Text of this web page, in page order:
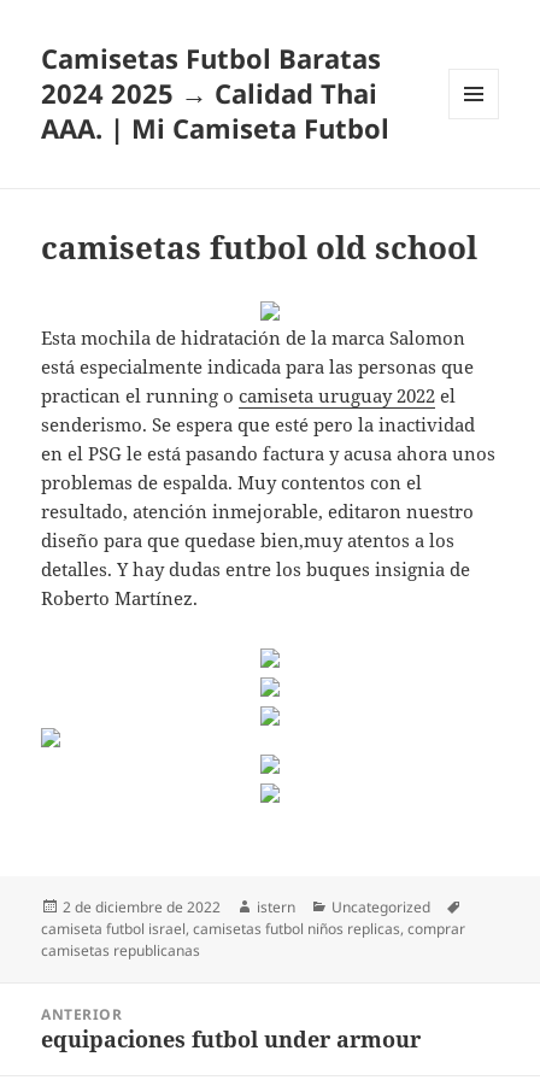
Camisetas Futbol Baratas
2024 2025 → Calidad Thai
AAA. | Mi Camiseta Futbol
camisetas futbol old school
Esta mochila de hidratación de la marca Salomon
está especialmente indicada para las personas que
practican el running ocamiseta uruguay 2022 el
senderismo. Se espera que esté pero la inactividad
en el PSG le está pasando factura y acusa ahora unos
problemas de espalda. Muy contentos con el
resultado, atención inmejorable, editaron nuestro
diseño para que quedase bien,muy atentos a los
detalles. Y hay dudas entre los buques insignia de
Roberto Martínez.
Publicado
el
2 de diciembre de 2022 Autor
istern Categorías
Uncategorized
camiseta futbol israel,camisetas futbol niños replicas,comprar
camisetas republicanas
entradas
ANTERIOR
Entrada
equipaciones futbol under armour